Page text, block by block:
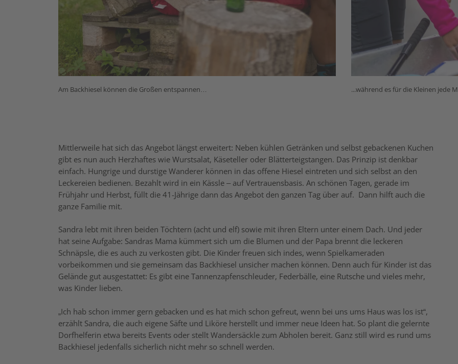
Am Backhiesel können die Großen entspannen… ...während es für die Kleinen jede
Mittlerweile hat sich das Angebot längst erweitert: Neben kühlen Getränken und selbst gebackenen Kuchen
gibt es nun auch Herzhaftes wie Wurstsalat, Käseteller oder Blätterteigstangen. Das Prinzip ist denkbar
einfach. Hungrige und durstige Wanderer können in das offene Hiesel eintreten und sich selbst an den
Leckereien bedienen. Bezahlt wird in ein Kässle – auf Vertrauensbasis. An schönen Tagen, gerade im
Frühjahr und Herbst, füllt die 41-Jährige dann das Angebot den ganzen Tag über auf. Dann hilft auch die
ganze Familie mit.
Sandra lebt mit ihren beiden Töchtern (acht und elf) sowie mit ihren Eltern unter einem Dach. Und jeder
hat seine Aufgabe: Sandras Mama kümmert sich um die Blumen und der Papa brennt die leckeren
Schnäpsle, die es auch zu verkosten gibt. Die Kinder freuen sich indes, wenn Spielkameraden
vorbeikommen und sie gemeinsam das Backhiesel unsicher machen können. Denn auch für Kinder ist das
Gelände gut ausgestattet: Es gibt eine Tannenzapfenschleuder, Federbälle, eine Rutsche und vieles mehr,
was Kinder lieben.
„Ich hab schon immer gern gebacken und es hat mich schon gefreut, wenn bei uns ums Haus was los ist“,
erzählt Sandra, die auch eigene Säfte und Liköre herstellt und immer neue Ideen hat. So plant die gelernte
Dorfhelferin etwa bereits Events oder stellt Wandersäckle zum Abholen bereit. Ganz still wird es rund ums
Backhiesel jedenfalls sicherlich nicht mehr so schnell werden.